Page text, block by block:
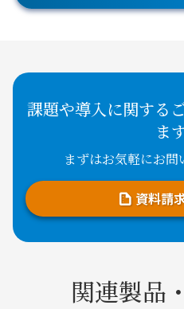
課題や導入に関する
ま
まずはお気軽にお問
資料請
関連製品